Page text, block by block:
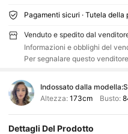
Pagamenti sicuri · Tutela della
Venduto e spedito dal
Informazioni e obblighi del
Per segnalare questo
Indossato dalla modella:S
Altezza: 173cm Busto:
Dettagli Del Prodotto